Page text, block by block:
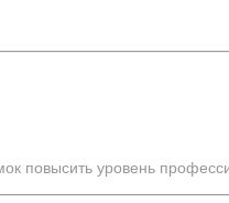
повысить уровень